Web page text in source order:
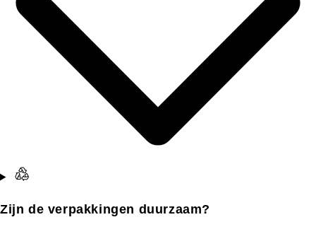
Zijn de verpakkingen duurzaam?